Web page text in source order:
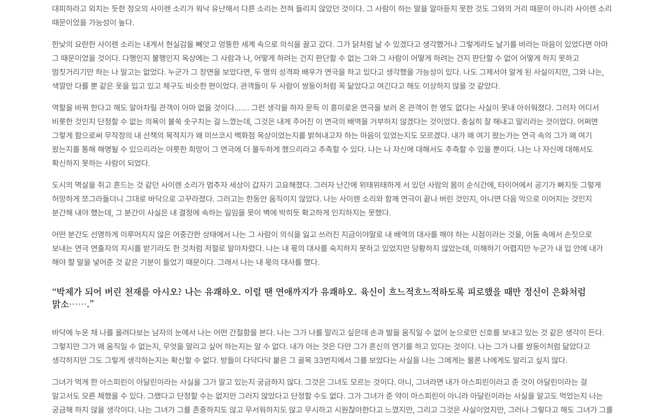
대피하라고 외치는 듯한 정오의 사이렌 소리가 워낙 유난해서 다른 소리는 전혀 들리지 않았던 것이다. 그 사람이 하는 말을 알아듣지 못한 것도 그와의 거리 때문이 아니라 사이렌 소리
때문이었을 가능성이 높다.
한낮의 요란한 사이렌 소리는 내게서 현실감을 빼앗고 엉뚱한 세계 속으로 의식을 끌고 갔다. 그가 닭처럼 날 수 있겠다고 생각했거나 그렇게라도 날기를 바라는 마음이 있었다면 아마
그 때문이었을 것이다. 다행인지 불행인지 옥상에는 그 사람과 나, 어떻게 하려는 건지 판단할 수 없는 그와 그 사람이 어떻게 하려는 건지 판단할 수 없어 어떻게 하지 못하고
멈칫거리기만 하는 나 말고는 없었다. 누군가 그 장면을 보았다면, 두 명의 성격파 배우가 연극을 하고 있다고 생각했을 가능성이 있다. 나도 그제서야 알게 된 사실이지만, 그와 나는,
색깔만 다를 뿐 같은 옷을 입고 있고 체구도 비슷한 편이었다. 관객들이 두 사람이 쌍둥이처럼 꼭 닮았다고 여긴다고 해도 이상하지 않을 것 같았다.
역할을 바꿔 한다고 해도 알아차릴 관객이 아마 없을 것이다……. 그런 생각을 하자 문득 이 흥미로운 연극을 보러 온 관객이 한 명도 없다는 사실이 못내 아쉬워졌다. 그러자 어디서
비롯한 것인지 단정할 수 없는 의욕이 불쑥 솟구치는 걸 느꼈는데, 그것은 내게 주어진 이 연극의 배역을 거부하지 않겠다는 것이었다. 충실히 잘 해내고 말리라는 것이었다. 어쩌면
그렇게 함으로써 무작정의 내 산책의 목적지가 왜 미쓰코시 백화점 옥상이었는지를 밝혀내고자 하는 마음이 있었는지도 모르겠다. 내가 왜 여기 왔는가는 연극 속의 그가 왜 여기
왔는지를 통해 해명될 수 있으리라는 야릇한 희망이 그 연극에 더 몰두하게 했으리라고 추측할 수 있다. 나는 나 자신에 대해서도 추측할 수 있을 뿐이다. 나는 나 자신에 대해서도
확신하지 못하는 사람이 되었다.
도시의 멱살을 쥐고 흔드는 것 같던 사이렌 소리가 멈추자 세상이 갑자기 고요해졌다. 그러자 난간에 위태위태하게 서 있던 사람의 몸이 순식간에, 타이어에서 공기가 빠지듯 그렇게
허망하게 쪼그라들더니 그대로 바닥으로 고꾸라졌다. 그러고는 한동안 움직이지 않았다. 나는 사이렌 소리와 함께 연극이 끝나 버린 것인지, 아니면 다음 막으로 이어지는 것인지
분간해 내야 했는데, 그 분간이 사실은 내 결정에 속하는 일임을 못이 벽에 박히듯 확고하게 인지하지는 못했다.
어떤 분간도 선명하게 이루어지지 않은 어중간한 상태에서 나는 그 사람이 의식을 잃고 쓰러진 지금이야말로 내 배역의 대사를 해야 하는 시점이라는 것을, 어둠 속에서 손짓으로
보내는 연극 연출자의 지시를 받기라도 한 것처럼 저절로 알아차렸다. 나는 내 몫의 대사를 숙지하지 못하고 있었지만 당황하지 않았는데, 이해하기 어렵지만 누군가 내 입 안에 내가
해야 할 말을 넣어준 것 같은 기분이 들었기 때문이다. 그래서 나는 내 몫의 대사를 했다.
“박제가 되어 버린 천재를 아시오? 나는 유쾌하오. 이럴 땐 연애까지가 유쾌하오. 육신이 흐느적흐느적하도록 피로했을 때만 정신이 은화처럼
맑소…….”
바닥에 누운 채 나를 올려다보는 남자의 눈에서 나는 어떤 간절함을 본다. 나는 그가 나를 말리고 싶은데 손과 발을 움직일 수 없어 눈으로만 신호를 보내고 있는 것 같은 생각이 든다.
그렇지만 그가 왜 움직일 수 없는지, 무엇을 말리고 싶어 하는지는 알 수 없다. 내가 아는 것은 다만 그가 혼신의 연기를 하고 있다는 것이다. 나는 그가 나를 쌍둥이처럼 닮았다고
생각하지만 그도 그렇게 생각하는지는 확신할 수 없다. 방들이 다닥다닥 붙은 그 골목 33번지에서 그를 보았다는 사실을 나는 그에게는 물론 나에게도 알리고 싶지 않다.
그녀가 먹게 한 아스피린이 아달린이라는 사실을 그가 알고 있는지 궁금하지 않다. 그것은 그녀도 모르는 것이다. 아니, 그녀라면 내가 아스피린이라고 준 것이 아달린이라는 걸
알고서도 모른 체했을 수 있다. 그랬다고 단정할 수는 없지만 그러지 않았다고 단정할 수도 없다. 그가 그녀가 준 약이 아스피린이 아니라 아달린이라는 사실을 알고도 먹었는지 나는
궁금해 하지 않을 생각이다. 나는 그녀가 그를 존중하지도 않고 무서워하지도 않고 무시하고 시원찮아한다고 느꼈지만, 그리고 그것은 사실이었지만, 그러나 그렇다고 해도 그녀가 그를